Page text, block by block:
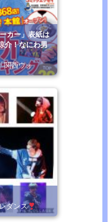
カー」表紙は
介！なにわ男
関西ウォ
ダンス